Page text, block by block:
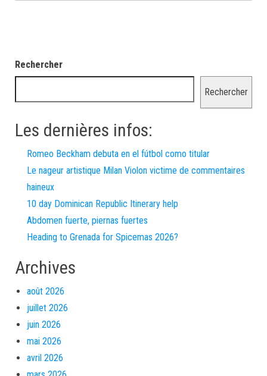
Rechercher
Rechercher
Les dernières infos:
Romeo Beckham debuta en el fútbol como titular
Le nageur artistique Milan Violon victime de commentaires
haineux
10 day Dominican Republic Itinerary help
Abdomen fuerte, piernas fuertes
Heading to Grenada for Spicemas 2026?
Archives
août 2026
juillet 2026
juin 2026
mai 2026
avril 2026